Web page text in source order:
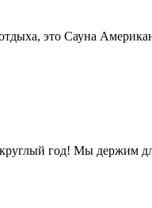
это Сауна
год! Мы держим